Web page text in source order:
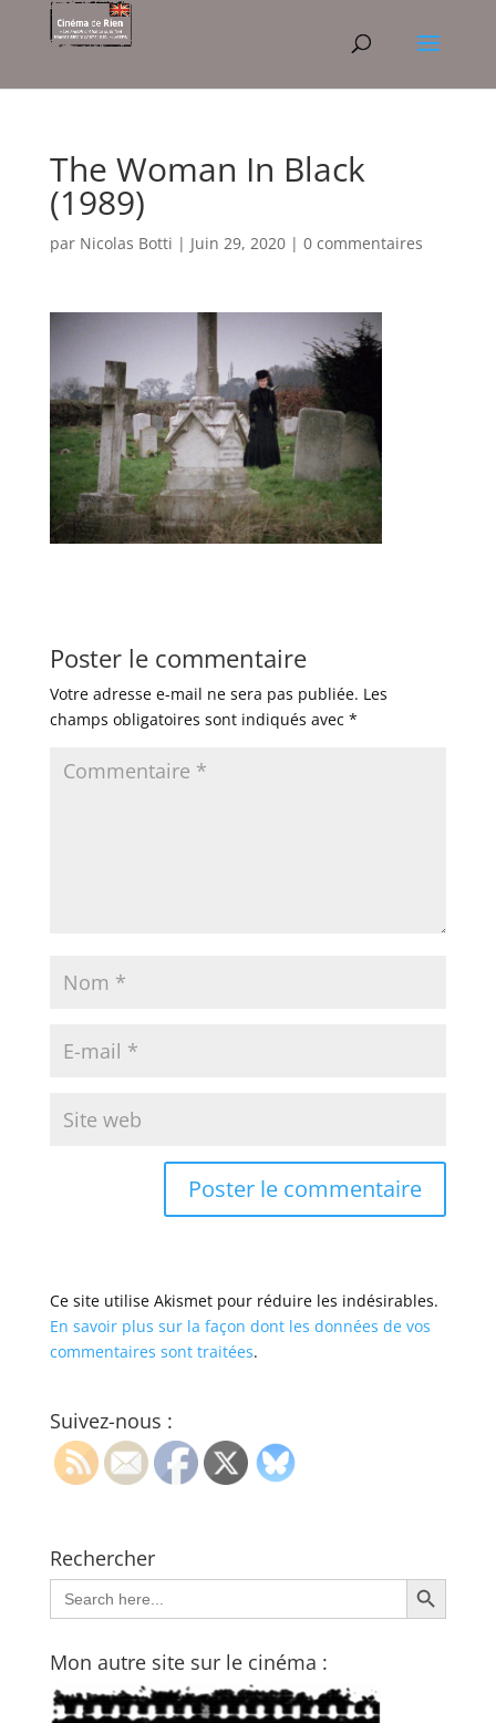
The Woman In Black
(1989)
par Nicolas Botti | Juin 29, 2020| 0 commentaires
Poster le commentaire
Votre adresse e-mail ne sera pas publiée. Les
champs obligatoires sont indiqués avec *
Ce site utilise Akismet pour réduire les indésirables.
En savoir plus sur la façon dont les données de vos
commentaires sont traitées.
Suivez-nous :
Rechercher
Search
for:
Search Button
Mon autre site sur le cinéma :